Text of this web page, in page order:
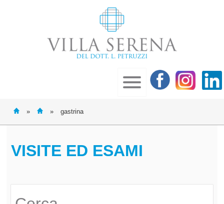
» » gastrina
VISITE ED ESAMI